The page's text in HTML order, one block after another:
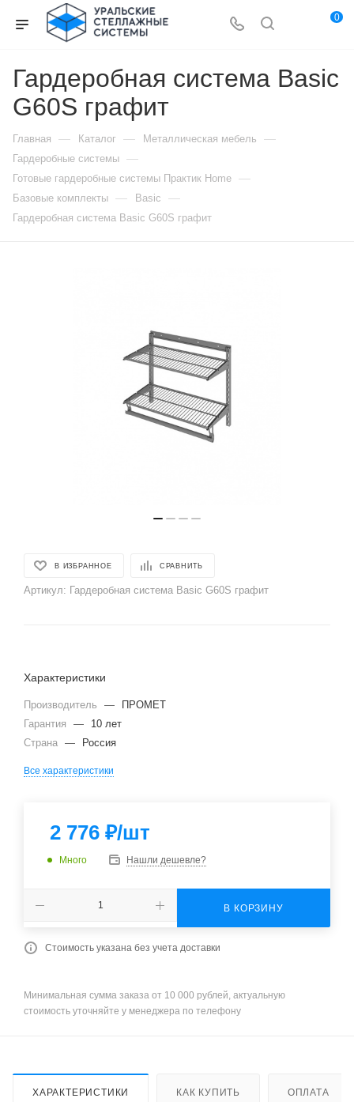
0
Гардеробная система Basic
G60S графит
Главная — Каталог — Металлическая мебель —
Гардеробные системы —
Готовые гардеробные системы Практик Home —
Базовые комплекты — Basic —
Гардеробная система Basic G60S графит
В ИЗБРАННОЕ СРАВНИТЬ
Артикул: Гардеробная система Basic G60S графит
Характеристики
Производитель —
ПРОМЕТ
Гарантия
—
10 лет
Страна — Россия
Все характеристики
2 776 ₽/шт
Много Нашли дешевле?
В КОРЗИНУ
Стоимость указана без учета доставки
Минимальная сумма заказа от 10 000 рублей, актуальную
стоимость уточняйте у менеджера по телефону
ХАРАКТЕРИСТИКИ КАК КУПИТЬ ОПЛАТА